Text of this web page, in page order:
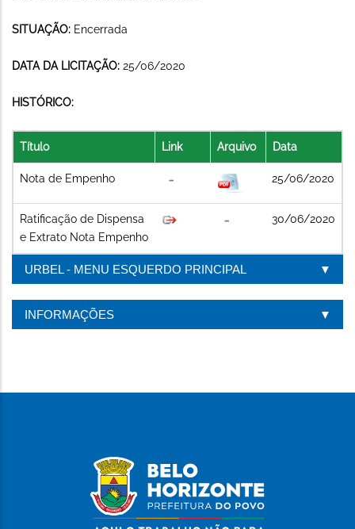
SITUAÇÃO: Encerrada
DATA DA LICITAÇÃO: 25/06/2020
HISTÓRICO:
Título Link Arquivo Data
Nota de Empenho 25/06/2020
Ratificação de Dispensa
e Extrato Nota Empenho
30/06/2020
URBEL - MENU ESQUERDO PRINCIPAL
INFORMAÇÕES